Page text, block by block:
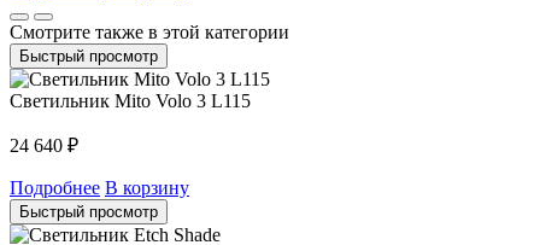
Смотрите также в этой категории
Быстрый просмотр
Светильник Mito Volo 3 L115
24 640 ₽
Подробнее В корзину
Быстрый просмотр